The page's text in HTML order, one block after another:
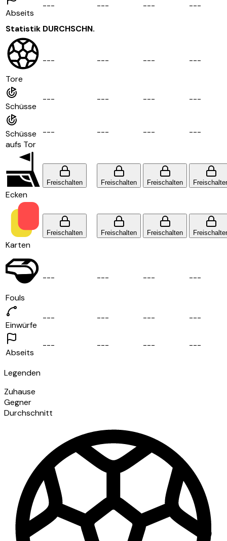
Abseits
--- --- --- ---
Statistik DURCHSCHN.
Tore
--- --- --- ---
Schüsse
--- --- --- ---
Schüsse
aufs Tor
--- --- --- ---
Ecken
Freischalten Freischalten Freischalten
Karten
Freischalten Freischalten Freischalten
Fouls
--- --- --- ---
Einwürfe
--- --- --- ---
Abseits
--- --- --- ---
Legenden
Zuhause
Gegner
Durchschnitt